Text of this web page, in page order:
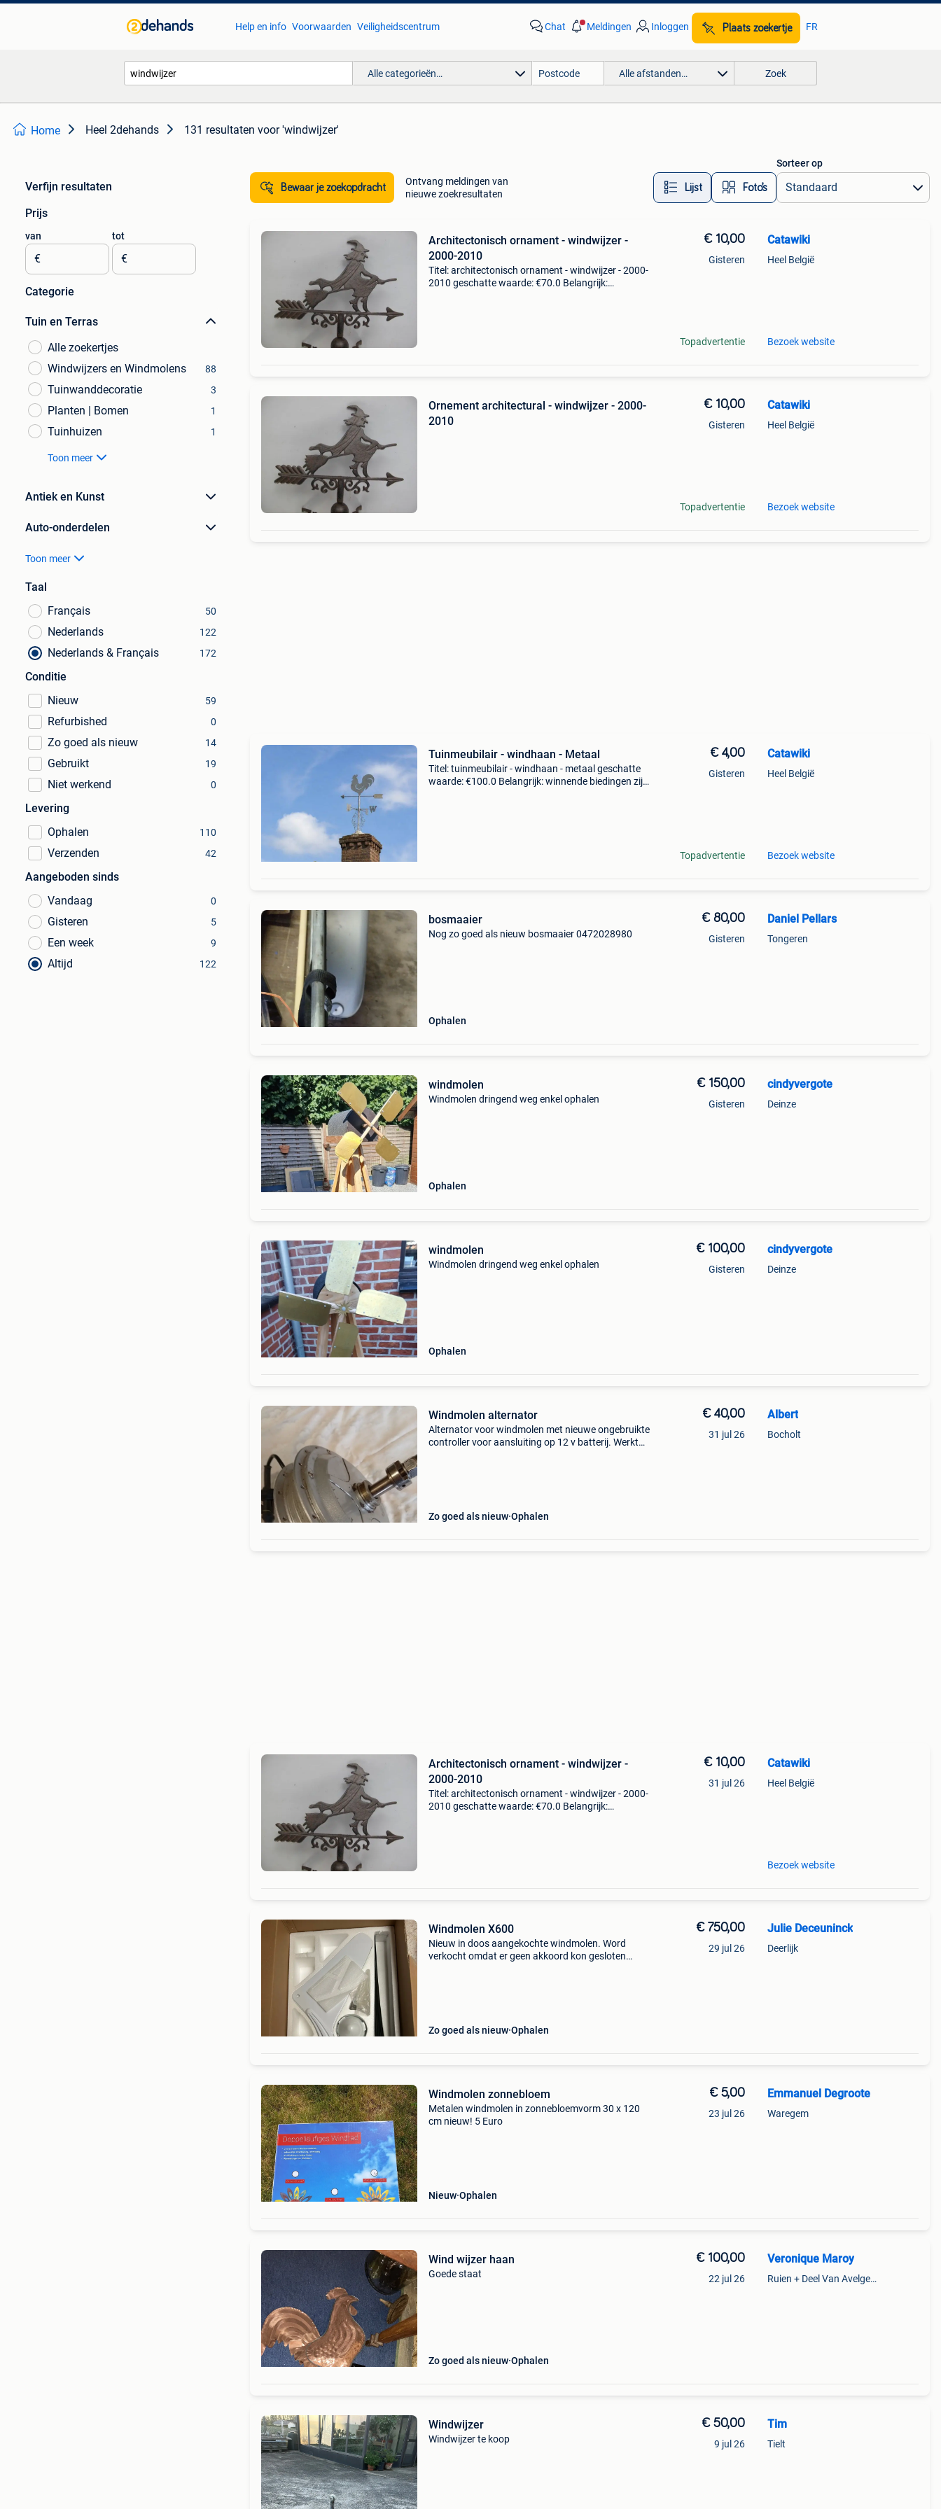
Help en info Voorwaarden Veiligheidscentrum Chat Meldingen Inloggen Plaats zoekertje FR
Alle categorieën… Alle afstanden… Zoek
Home Heel 2dehands 131 resultaten voor 'windwijzer'
Verfijn resultaten
Prijs
van
€
tot
€
Categorie
Tuin en Terras
Alle zoekertjes
Windwijzers en Windmolens
88
Tuinwanddecoratie 3
Planten | Bomen 1
Tuinhuizen 1
Toon meer
Antiek en Kunst
Auto-onderdelen
Toon meer
Taal
Français
50
Nederlands 122
Nederlands & Français 172
Conditie
Nieuw
59
Refurbished 0
Zo goed als nieuw 14
Gebruikt 19
Niet werkend 0
Levering
Ophalen
110
Verzenden 42
Aangeboden sinds
Vandaag
0
Gisteren 5
Een week 9
Altijd 122
Bewaar je zoekopdracht
Ontvang meldingen van
nieuwe zoekresultaten
Lijst Foto’s
Sorteer op
Architectonisch ornament - windwijzer -
2000-2010
Titel: architectonisch ornament - windwijzer - 2000-
2010 geschatte waarde: €70.0 Belangrijk:
€ 10,00
Gisteren
Topadvertentie
Catawiki
Heel België
Bezoek website
Ornement architectural - windwijzer - 2000-
2010
€ 10,00
Gisteren
Topadvertentie
Catawiki
Heel België
Bezoek website
Tuinmeubilair - windhaan - Metaal
Titel: tuinmeubilair - windhaan - metaal geschatte
waarde: €100.0 Belangrijk: winnende biedingen zijn
€ 4,00
Gisteren
Topadvertentie
Catawiki
Heel België
Bezoek website
bosmaaier
Nog zo goed als nieuw bosmaaier 0472028980
Ophalen
€ 80,00
Gisteren
Daniel Pellars
Tongeren
windmolen
Windmolen dringend weg enkel ophalen
Ophalen
€ 150,00
Gisteren
cindyvergote
Deinze
windmolen
Windmolen dringend weg enkel ophalen
Ophalen
€ 100,00
Gisteren
cindyvergote
Deinze
Windmolen alternator
Alternator voor windmolen met nieuwe ongebruikte
controller voor aansluiting op 12 v batterij. Werkt
Zo goed als nieuw Ophalen
€ 40,00
31 jul 26
Albert
Bocholt
Architectonisch ornament - windwijzer -
2000-2010
Titel: architectonisch ornament - windwijzer - 2000-
2010 geschatte waarde: €70.0 Belangrijk:
€ 10,00
31 jul 26
Catawiki
Heel België
Bezoek website
Windmolen X600
Nieuw in doos aangekochte windmolen. Word
verkocht omdat er geen akkoord kon gesloten
Zo goed als nieuw Ophalen
€ 750,00
29 jul 26
Julie Deceuninck
Deerlijk
Windmolen zonnebloem
Metalen windmolen in zonnebloemvorm 30 x 120
cm nieuw! 5 Euro
Nieuw Ophalen
€ 5,00
23 jul 26
Emmanuel Degroote
Waregem
Wind wijzer haan
Goede staat
Zo goed als nieuw Ophalen
€ 100,00
22 jul 26
Veronique Maroy
Ruien + Deel Van Avelgem En Waarmaarde
Windwijzer
Windwijzer te koop
€ 50,00
9 jul 26
Tim
Tielt